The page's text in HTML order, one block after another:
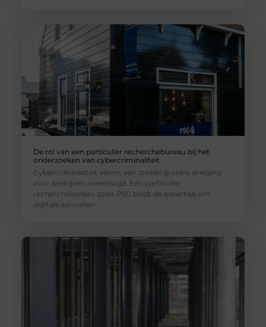
De rol van een particulier recherchebureau bij het
onderzoeken van cybercriminaliteit
Cybercriminaliteit vormt een steeds grotere dreiging
voor bedrijven wereldwijd. Een particulier
recherchebureau zoals PSG biedt de expertise om
digitale aanvallen